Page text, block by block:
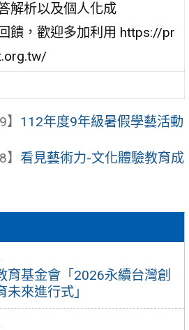
育基金會「2026永續台灣創
來進行式」
解析以及個人化成
饋，歡迎多加利用 https://pr
112年度9年級暑假學藝活動
看見藝術力-文化體驗教育成